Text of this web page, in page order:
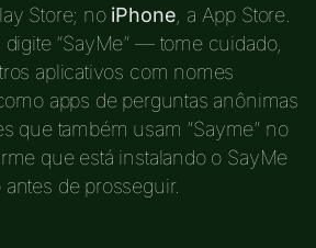
Store; no iPhone, a App Store.
“SayMe” — tome cuidado,
aplicativos com nomes
apps de perguntas anônimas
que também usam “Sayme” no
que está instalando o SayMe
de prosseguir.